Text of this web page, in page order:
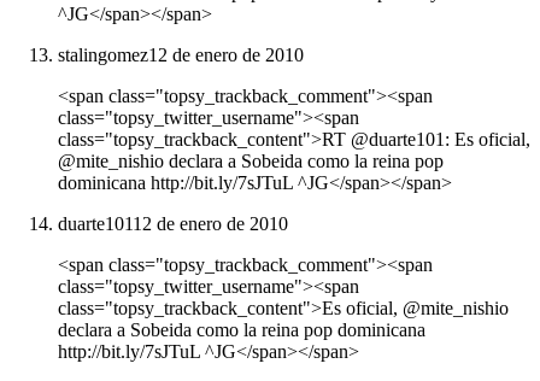
^JG</span></span>
stalingomez12 de enero de 2010
<span class="topsy_trackback_comment"><span
class="topsy_twitter_username"><span
class="topsy_trackback_content">RT @duarte101: Es oficial,
@mite_nishio declara a Sobeida como la reina pop
dominicana http://bit.ly/7sJTuL ^JG</span></span>
duarte10112 de enero de 2010
<span class="topsy_trackback_comment"><span
class="topsy_twitter_username"><span
class="topsy_trackback_content">Es oficial, @mite_nishio
declara a Sobeida como la reina pop dominicana
http://bit.ly/7sJTuL ^JG</span></span>